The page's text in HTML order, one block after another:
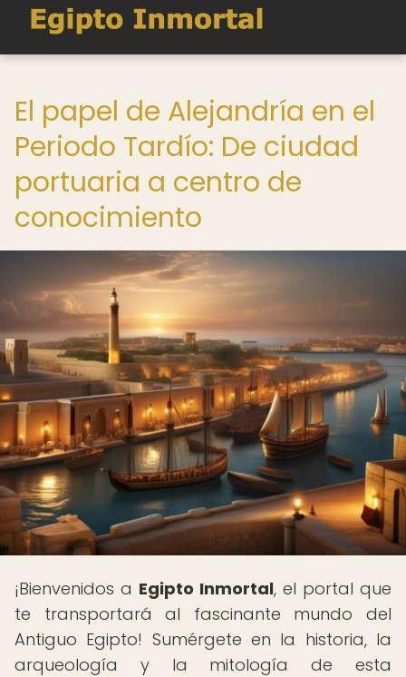
El papel de Alejandría en el
Periodo Tardío: De ciudad
portuaria a centro de
conocimiento
¡Bienvenidos a Egipto Inmortal, el portal que
te transportará al fascinante mundo del
Antiguo Egipto! Sumérgete en la historia, la
arqueología y la mitología de esta